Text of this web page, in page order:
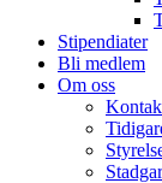
Stipendiater
Bli medlem
Om oss